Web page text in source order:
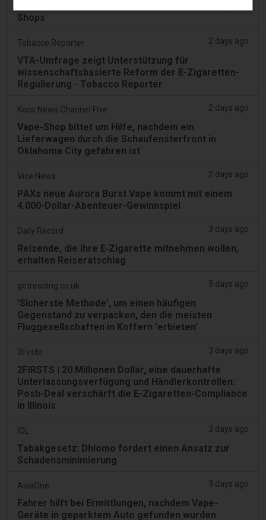
Shops
Tobacco Reporter 2 days ago
VTA-Umfrage zeigt Unterstützung für
wissenschaftsbasierte Reform der E-Zigaretten-
Regulierung - Tobacco Reporter
Koco News Channel Five 2 days ago
Vape-Shop bittet um Hilfe, nachdem ein
Lieferwagen durch die Schaufensterfront in
Oklahoma City gefahren ist
Vice News 2 days ago
PAXs neue Aurora Burst Vape kommt mit einem
4.000-Dollar-Abenteuer-Gewinnspiel
Daily Record 3 days ago
Reisende, die ihre E‑Zigarette mitnehmen wollen,
erhalten Reiseratschlag
getreading.co.uk 3 days ago
'Sicherste Methode', um einen häufigen
Gegenstand zu verpacken, den die meisten
Fluggesellschaften in Koffern 'erbieten'
2Firsts 3 days ago
2FIRSTS | 20 Millionen Dollar, eine dauerhafte
Unterlassungsverfügung und Händlerkontrollen:
Posh-Deal verschärft die E-Zigaretten-Compliance
in Illinois
IOL 3 days ago
Tabakgesetz: Dhlomo fordert einen Ansatz zur
Schadensminimierung
AsiaOne 3 days ago
Fahrer hilft bei Ermittlungen, nachdem Vape-
Geräte in geparktem Auto gefunden wurden